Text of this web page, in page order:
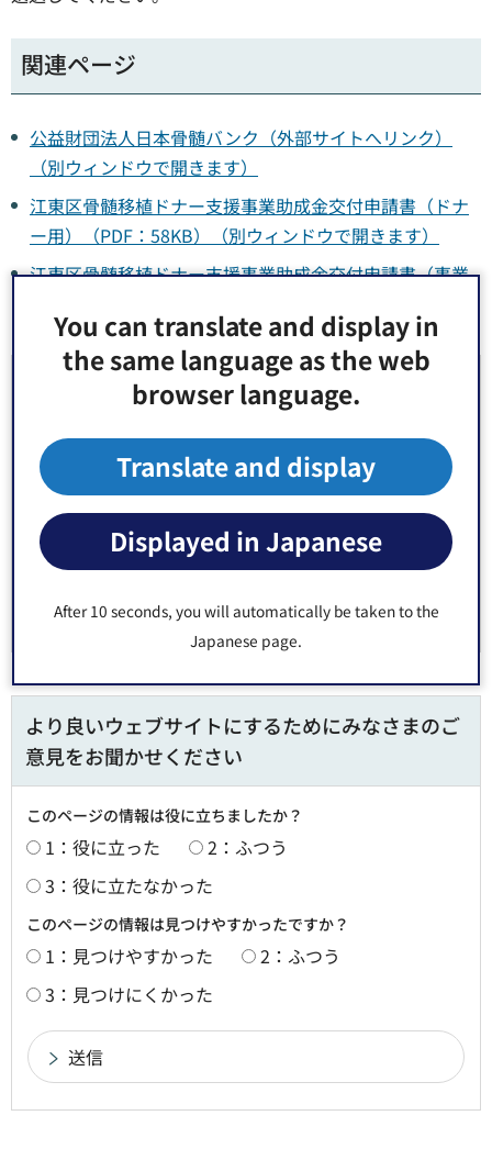
You can translate and display in
the same language as the web
browser language.
Translate and display
Displayed in Japanese
After 10 seconds, you will automatically be taken to the
Japanese page.
関連ページ
公益財団法人日本骨髄バンク（外部サイトへリンク）
（別ウィンドウで開きます）
江東区骨髄移植ドナー支援事業助成金交付申請書（ドナ
ー用）（PDF：58KB）（別ウィンドウで開きます）
江東区骨髄移植ドナー支援事業助成金交付申請書（事業
お問い合わせ先
健康部（保健所） 健康推進課 庶務係 窓口：10番
郵便番号135-0016 東京都江東区東陽2丁目1番1号
電話番号：03-3647-9539
Fax：03-3615-7171
より良いウェブサイトにするためにみなさまのご
意見をお聞かせください
このページの情報は役に立ちましたか？
1：役に立った
2：ふつう
3：役に立たなかった
このページの情報は見つけやすかったですか？
1：見つけやすかった
2：ふつう
3：見つけにくかった